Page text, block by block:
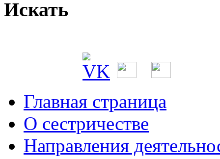
Искать
Главная страница
О сестричестве
Направления